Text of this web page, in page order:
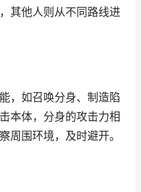
其他人则从不同路线进
，如召唤分身、制造陷
本体，分身的攻击力相
周围环境，及时避开。